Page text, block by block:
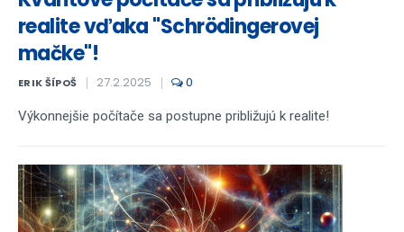
realite vďaka "Schrödingerovej
mačke"!
ERIK ŠÍPOŠ 27.2.2025 0
Výkonnejšie počítače sa postupne približujú k realite!